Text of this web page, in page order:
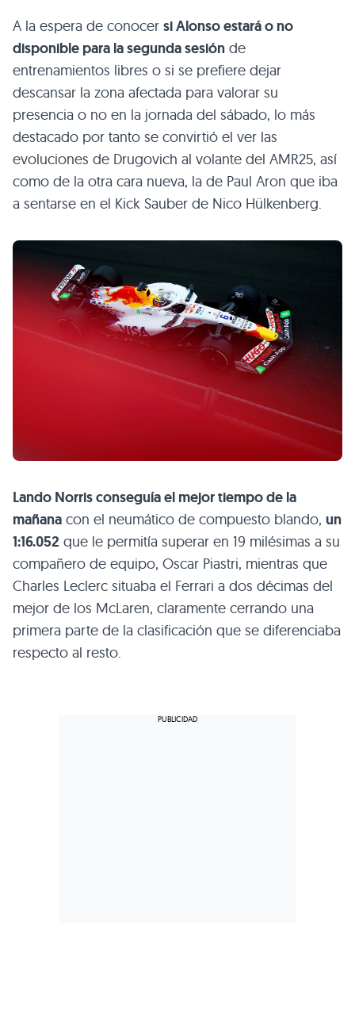
A la espera de conocer si Alonso estará o no
disponible para la segunda sesión de
entrenamientos libres o si se prefiere dejar
descansar la zona afectada para valorar su
presencia o no en la jornada del sábado, lo más
destacado por tanto se convirtió el ver las
evoluciones de Drugovich al volante del AMR25, así
como de la otra cara nueva, la de Paul Aron que iba
a sentarse en el Kick Sauber de Nico Hülkenberg.
Lando Norris conseguía el mejor tiempo de la
mañana con el neumático de compuesto blando, un
1:16.052 que le permitía superar en 19 milésimas a su
compañero de equipo, Oscar Piastri, mientras que
Charles Leclerc situaba el Ferrari a dos décimas del
mejor de los McLaren, claramente cerrando una
primera parte de la clasificación que se diferenciaba
respecto al resto.